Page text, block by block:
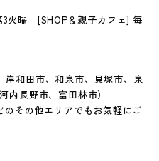
火曜 [SHOP＆親子カフェ] 毎
岸和田市、和泉市、貝塚市、泉
内長野市、富田林市）
その他エリアでもお気軽にご